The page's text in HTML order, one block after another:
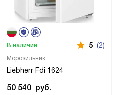
Морозильник
Liebherr Fdi 1624
В наличии 5 (2)
50 540 руб.